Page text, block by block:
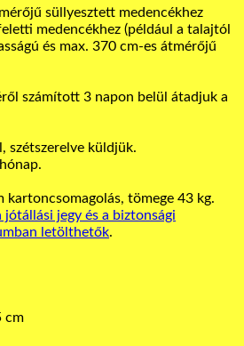
süllyesztett medencékhez
medencékhez (például a talajtól
és max. 370 cm-es átmérőjű
számított 3 napon belül átadjuk a
szétszerelve küldjük.
kartoncsomagolás, tömege 43 kg.
jótállási jegy és a biztonsági
letölthetők.
cm